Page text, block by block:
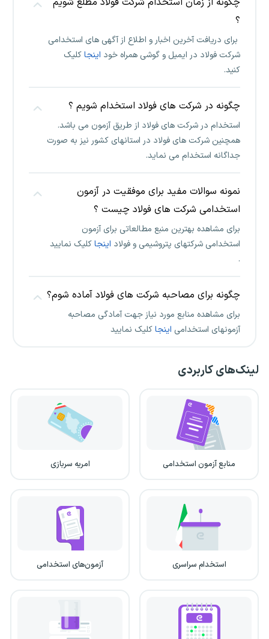
؟
برای دریافت آخرین اخبار و اطلاع از آگهی های استخدامی
شرکت فولاد در ایمیل و گوشی همراه خود اینجاکلیک
کنید.
چگونه در شرکت های فولاد استخدام شویم ؟
استخدام در شرکت های فولاد از طریق آزمون می باشد.
همچنین شرکت های فولاد در استانهای کشور نیز به صورت
جداگانه استخدام می نماید.
نمونه سوالات مفید برای موفقیت در آزمون
استخدامی شرکت های فولاد چیست ؟
برای مشاهده بهترین منبع مطالعاتی برای آزمون
استخدامی شرکتهای پتروشیمی و فولاد اینجاکلیک نمایید
.
چگونه برای مصاحبه شرکت های فولاد آماده شوم؟
برای مشاهده منابع مورد نیاز جهت آمادگی مصاحبه
آزمونهای استخدامی اینجاکلیک نمایید
لینک‌های کاربردی
منابع آزمون استخدامی امریه سربازی
استخدام سراسری آزمون‌های استخدامی